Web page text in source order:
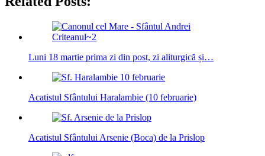
Luni 18 martie prima zi din post, zi aliturgică și…
Acatistul Sfântului Haralambie (10 februarie)
Acatistul Sfântului Arsenie (Boca) de la Prislop